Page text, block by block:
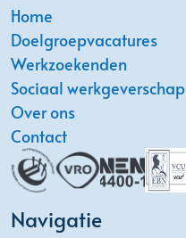
Home
Doelgroepvacatures
Werkzoekenden
Sociaal werkgeverschap
Over ons
Contact
Navigatie